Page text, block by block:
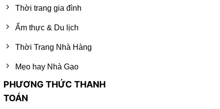
Thời trang gia đình
Ẩm thực & Du lịch
Thời Trang Nhà Hàng
Mẹo hay Nhà Gạo
PHƯƠNG THỨC THANH
TOÁN